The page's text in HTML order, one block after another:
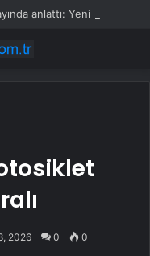
2026 0 0